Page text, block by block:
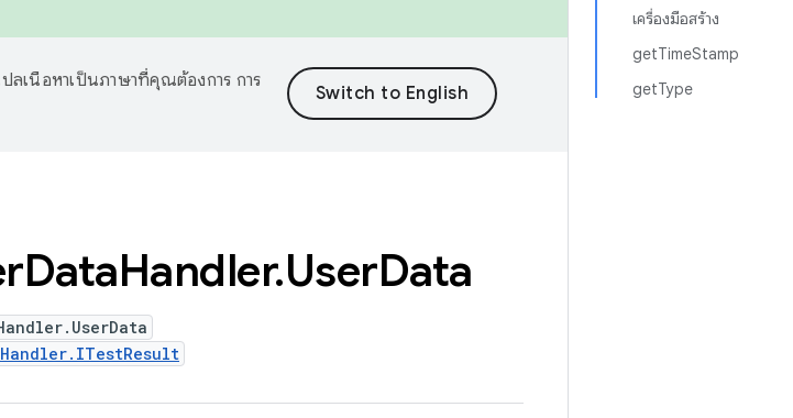
เครื่องมือสร้าง
getTimeStamp
getType
ลเนื้อหาเป็นภาษาที่คุณต้องการ การ
DataHandler.UserData